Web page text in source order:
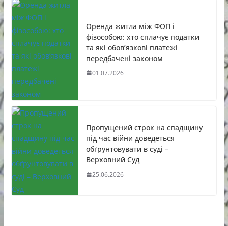
Оренда житла між ФОП і
фізособою: хто сплачує податки
та які обов’язкові платежі
передбачені законом
01.07.2026
Пропущений строк на спадщину
під час війни доведеться
обґрунтовувати в суді –
Верховний Суд
25.06.2026